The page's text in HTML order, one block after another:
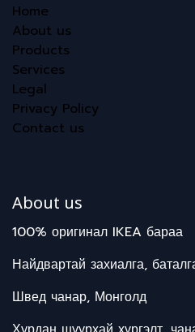
Home
About us
Products
Services
Legal
Privacy Policy
Contact us
About us
100% оригинал IKEA бараа
Найдвартай захиалга,
Швед чанар, Монголд